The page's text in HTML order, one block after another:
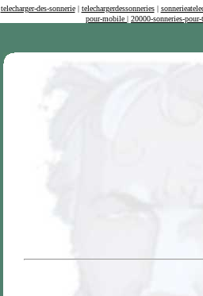
telecharger-des-sonnerie| telechargerdessonneries|
pour-mobile | 20000-sonneries-